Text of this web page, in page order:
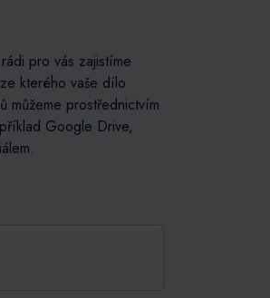
pro vás zajistíme
kterého vaše dílo
můžeme prostřednictvím
Google Drive,